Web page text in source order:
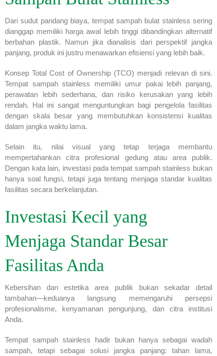
Dari sudut pandang biaya, tempat sampah bulat stainless sering
dianggap memiliki harga awal lebih tinggi dibandingkan alternatif
berbahan plastik. Namun jika dianalisis dari perspektif jangka
panjang, produk ini justru menawarkan efisiensi yang lebih baik.
Konsep Total Cost of Ownership (TCO) menjadi relevan di sini.
Tempat sampah stainless memiliki umur pakai lebih panjang,
perawatan lebih sederhana, dan risiko kerusakan yang lebih
rendah. Hal ini sangat menguntungkan bagi pengelola fasilitas
dengan skala besar yang membutuhkan konsistensi kualitas
dalam jangka waktu lama.
Selain itu, nilai visual yang tetap terjaga membantu
mempertahankan citra profesional gedung atau area publik.
Dengan kata lain, investasi pada tempat sampah stainless bukan
hanya soal fungsi, tetapi juga tentang menjaga standar kualitas
fasilitas secara berkelanjutan.
Investasi Kecil yang
Menjaga Standar Besar
Fasilitas Anda
Kebersihan dan estetika area publik bukan sekadar detail
tambahan—keduanya langsung memengaruhi persepsi
profesionalisme, kenyamanan pengunjung, dan citra institusi
Anda.
Tempat sampah stainless hadir bukan hanya sebagai wadah
sampah, tetapi sebagai solusi jangka panjang: tahan lama,